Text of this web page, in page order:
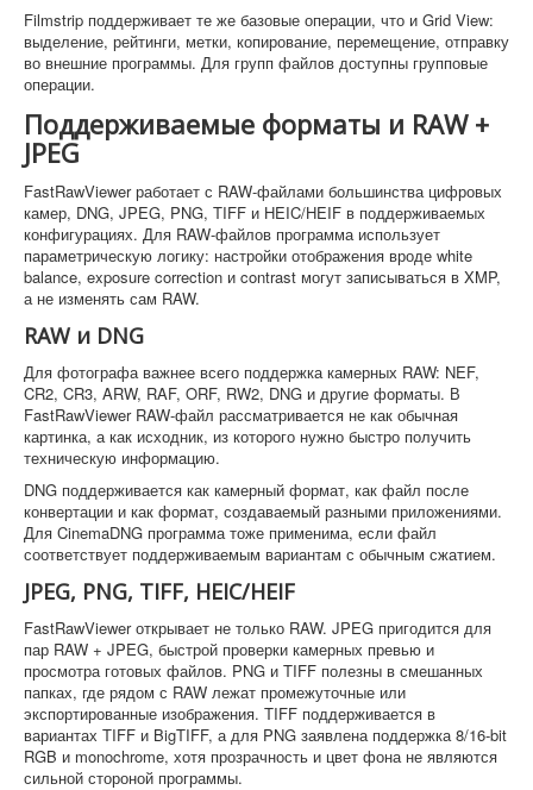
Filmstrip поддерживает те же базовые операции, что и Grid View:
выделение, рейтинги, метки, копирование, перемещение, отправку
во внешние программы. Для групп файлов доступны групповые
операции.
Поддерживаемые форматы и RAW +
JPEG
FastRawViewer работает с RAW-файлами большинства цифровых
камер, DNG, JPEG, PNG, TIFF и HEIC/HEIF в поддерживаемых
конфигурациях. Для RAW-файлов программа использует
параметрическую логику: настройки отображения вроде white
balance, exposure correction и contrast могут записываться в XMP,
а не изменять сам RAW.
RAW и DNG
Для фотографа важнее всего поддержка камерных RAW: NEF,
CR2, CR3, ARW, RAF, ORF, RW2, DNG и другие форматы. В
FastRawViewer RAW-файл рассматривается не как обычная
картинка, а как исходник, из которого нужно быстро получить
техническую информацию.
DNG поддерживается как камерный формат, как файл после
конвертации и как формат, создаваемый разными приложениями.
Для CinemaDNG программа тоже применима, если файл
соответствует поддерживаемым вариантам с обычным сжатием.
JPEG, PNG, TIFF, HEIC/HEIF
FastRawViewer открывает не только RAW. JPEG пригодится для
пар RAW + JPEG, быстрой проверки камерных превью и
просмотра готовых файлов. PNG и TIFF полезны в смешанных
папках, где рядом с RAW лежат промежуточные или
экспортированные изображения. TIFF поддерживается в
вариантах TIFF и BigTIFF, а для PNG заявлена поддержка 8/16-bit
RGB и monochrome, хотя прозрачность и цвет фона не являются
сильной стороной программы.